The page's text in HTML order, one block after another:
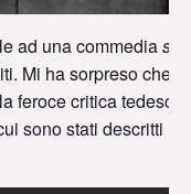
ad una commedia
Mi ha sorpreso che
feroce critica tedesca
sono stati descritti i